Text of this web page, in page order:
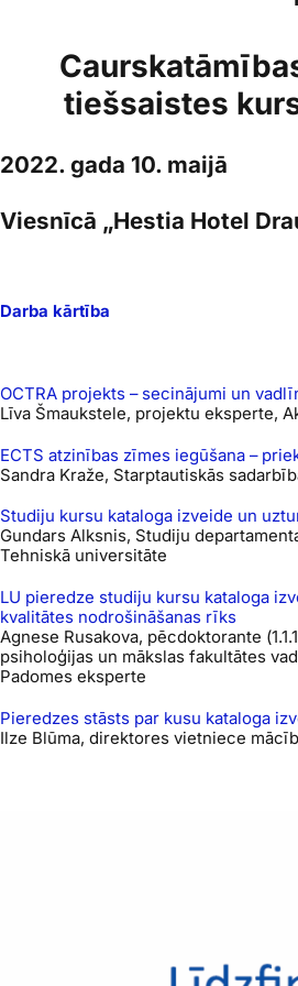
tiešsaistes
2022. gada 10. maijā
Viesnīcā „Hestia Hotel
Darba kārtība
OCTRA projekts – secinājumi un
Līva Šmaukstele, projektu eksperte,
ECTS atzinības zīmes iegūšana –
Sandra Kraže, Starptautiskās
Studiju kursu kataloga izveide un
Gundars Alksnis, Studiju
Tehniskā universitāte
LU pieredze studiju kursu kataloga
kvalitātes nodrošināšanas rīks
Agnese Rusakova, pēcdoktorante
psiholoģijas un mākslas fakultātes
Padomes eksperte
Pieredzes stāsts par kusu kataloga
Ilze Blūma, direktores vietniece